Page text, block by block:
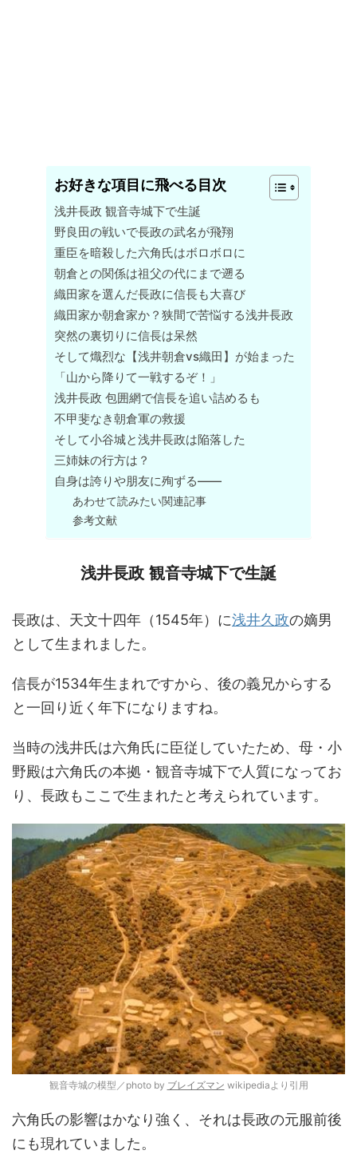
お好きな項目に飛べる目次
浅井長政 観音寺城下で生誕
野良田の戦いで長政の武名が飛翔
重臣を暗殺した六角氏はボロボロに
朝倉との関係は祖父の代にまで遡る
織田家を選んだ長政に信長も大喜び
織田家か朝倉家か？狭間で苦悩する浅井長政
突然の裏切りに信長は呆然
そして熾烈な【浅井朝倉vs織田】が始まった
「山から降りて一戦するぞ！」
浅井長政 包囲網で信長を追い詰めるも
不甲斐なき朝倉軍の救援
そして小谷城と浅井長政は陥落した
三姉妹の行方は？
自身は誇りや朋友に殉ずる――
あわせて読みたい関連記事
参考文献
浅井長政 観音寺城下で生誕
長政は、天文十四年（1545年）に浅井久政の嫡男
として生まれました。
信長が1534年生まれですから、後の義兄からする
と一回り近く年下になりますね。
当時の浅井氏は六角氏に臣従していたため、母・小
野殿は六角氏の本拠・観音寺城下で人質になってお
り、長政もここで生まれたと考えられています。
観音寺城の模型／photo by ブレイズマン wikipediaより引用
六角氏の影響はかなり強く、それは長政の元服前後
にも現れていました。